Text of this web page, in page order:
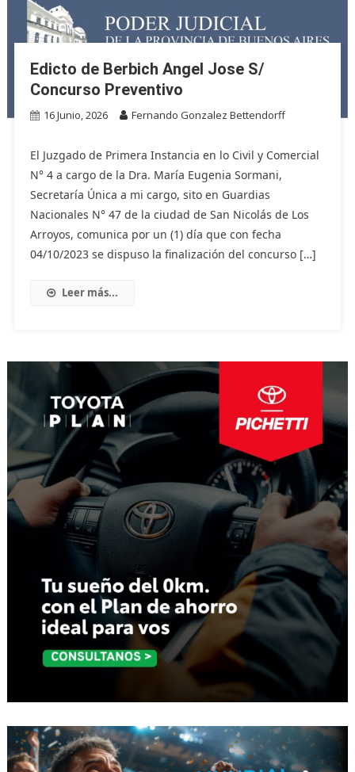
Edicto de Berbich Angel Jose S/
Concurso Preventivo
16 Junio, 2026 Fernando Gonzalez Bettendorff
El Juzgado de Primera Instancia en lo Civil y Comercial
N° 4 a cargo de la Dra. María Eugenia Sormani,
Secretaría Única a mi cargo, sito en Guardias
Nacionales N° 47 de la ciudad de San Nicolás de Los
Arroyos, comunica por un (1) día que con fecha
04/10/2023 se dispuso la finalización del concurso […]
Leer más...